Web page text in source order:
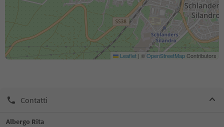
Leaflet | ©OpenStreetMapContributors
Contatti
Albergo Rita